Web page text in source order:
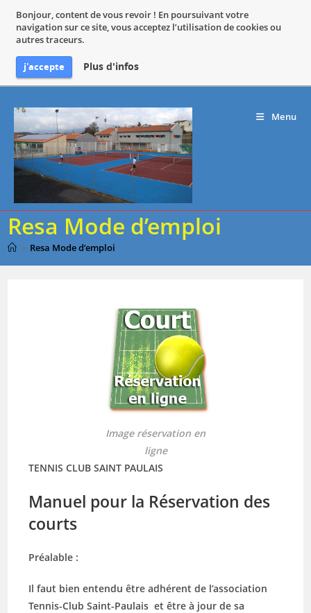
Bonjour, content de vous revoir ! En poursuivant votre
navigation sur ce site, vous acceptez l’utilisation de cookies ou
autres traceurs.
j'accepte Plus d'infos
content
Menu
Resa Mode d’emploi
> Resa Mode d’emploi
Image réservation en
ligne
TENNIS CLUB SAINT PAULAIS
Manuel pour la Réservation des
courts
Préalable :
Il faut bien entendu être adhérent de l’association
Tennis-Club Saint-Paulais et être à jour de sa